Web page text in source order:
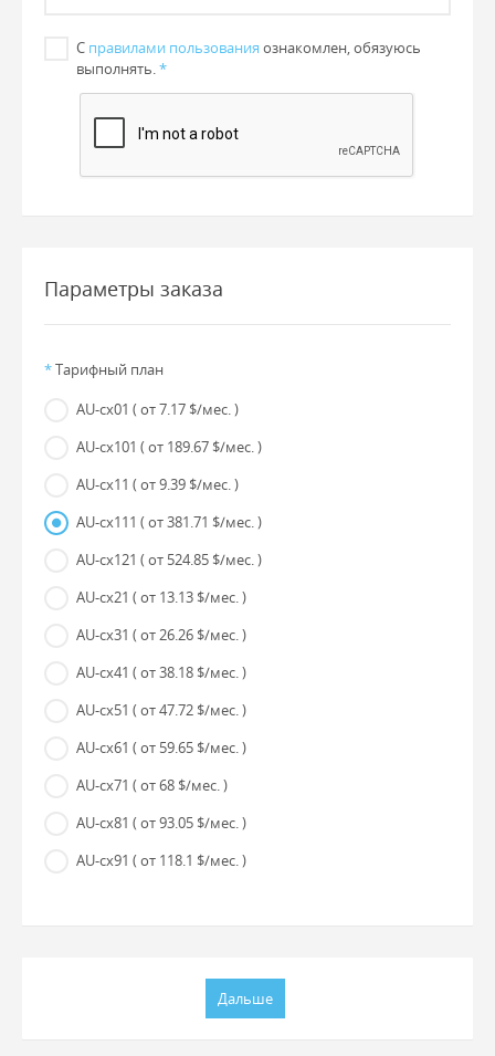
С правилами пользования ознакомлен, обязуюсь
выполнять.*
Параметры заказа
*Тарифный план
AU-cx01 ( от 7.17 $/мес. )
AU-cx101 ( от 189.67 $/мес. )
AU-cx11 ( от 9.39 $/мес. )
AU-cx111 ( от 381.71 $/мес. )
AU-cx121 ( от 524.85 $/мес. )
AU-cx21 ( от 13.13 $/мес. )
AU-cx31 ( от 26.26 $/мес. )
AU-cx41 ( от 38.18 $/мес. )
AU-cx51 ( от 47.72 $/мес. )
AU-cx61 ( от 59.65 $/мес. )
AU-cx71 ( от 68 $/мес. )
AU-cx81 ( от 93.05 $/мес. )
AU-cx91 ( от 118.1 $/мес. )